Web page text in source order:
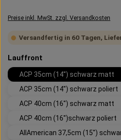
Preise inkl. MwSt. zzgl. Versandkosten
Versandfertig in 60 Tagen,
Lauffront
ACP 35cm (14'') schwarz matt
ACP 35cm (14'') schwarz poliert
ACP 40cm (16'') schwarz matt
ACP 40cm (16'')schwarz poliert
AllAmerican 37,5cm (15'')